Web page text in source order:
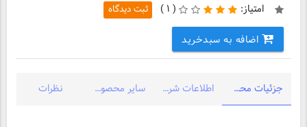
امتیاز:
( ۱ ) ثبت دیدگاه
اضافه به سبدخرید
جزئیات محصول اطلاعات شرکت سایر محصولات شرکت نظرات